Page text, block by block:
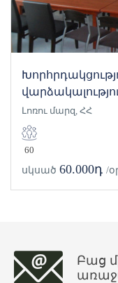
Լոռու մարզ, ՀՀ
60
սկսած 60.000դ /
Բաց